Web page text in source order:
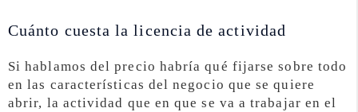
Cuánto cuesta la licencia de actividad
Si hablamos del precio habría qué fijarse sobre todo
en las características del negocio que se quiere
abrir, la actividad que en que se va a trabajar en el